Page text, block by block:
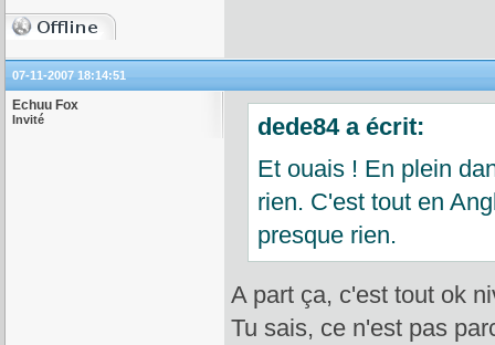
07-11-2007 18:14:51
Echuu Fox
Invité
dede84 a écrit:
Et ouais ! En plein
rien. C'est tout en
presque rien.
A part ça, c'est tout ok
Tu sais, ce n'est pas